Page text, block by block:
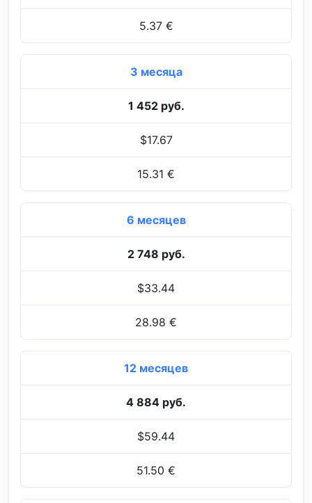
5.37 €
3 месяца
1 452 руб.
$17.67
15.31 €
6 месяцев
2 748 руб.
$33.44
28.98 €
12 месяцев
4 884 руб.
$59.44
51.50 €